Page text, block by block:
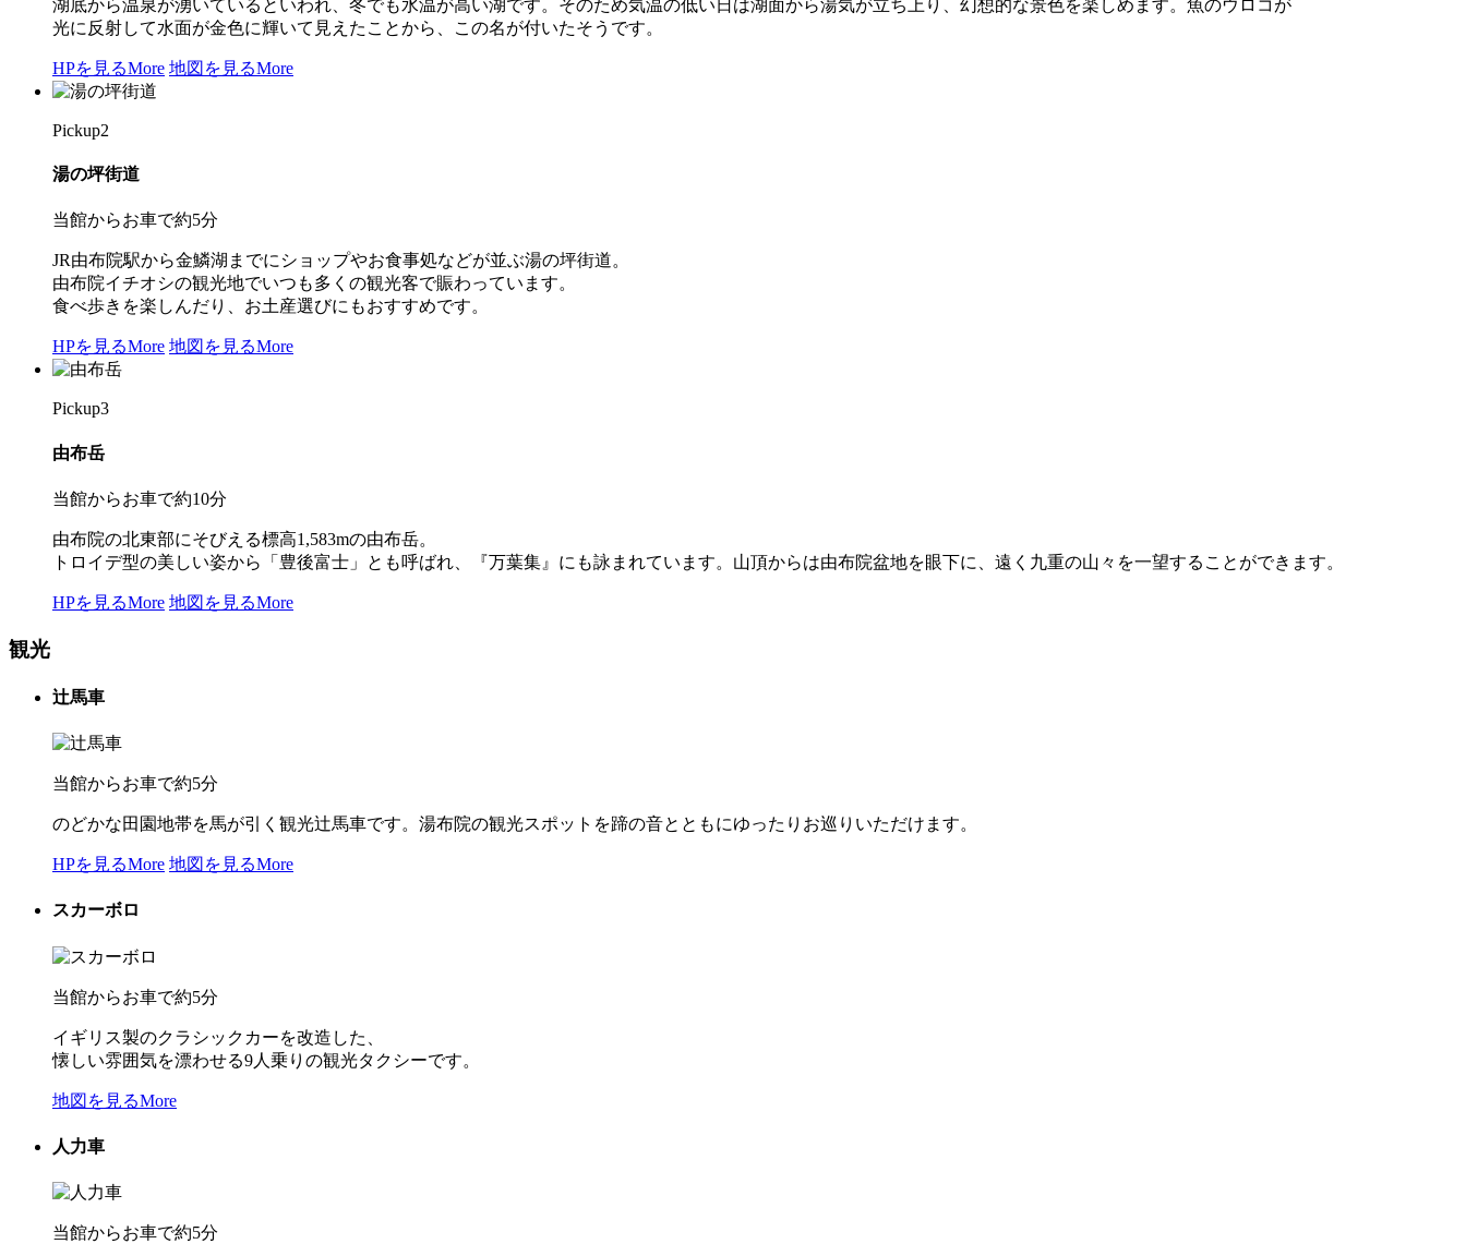
湖底から温泉が湧いているといわれ、冬でも水温が高い湖です。そのため気温の低い日は湖面から湯気が立ち上り、幻想的な景色を楽しめます。魚のウロコが
光に反射して水面が金色に輝いて見えたことから、この名が付いたそうです。
HPを見るMore 地図を見るMore
Pickup2
湯の坪街道
当館からお車で約5分
JR由布院駅から金鱗湖までにショップやお食事処などが並ぶ湯の坪街道。
由布院イチオシの観光地でいつも多くの観光客で賑わっています。
食べ歩きを楽しんだり、お土産選びにもおすすめです。
HPを見るMore 地図を見るMore
Pickup3
由布岳
当館からお車で約10分
由布院の北東部にそびえる標高1,583mの由布岳。
トロイデ型の美しい姿から「豊後富士」とも呼ばれ、『万葉集』にも詠まれています。山頂からは由布院盆地を眼下に、遠く九重の山々を一望することができます。
HPを見るMore 地図を見るMore
観光
辻馬車
当館からお車で約5分
のどかな田園地帯を馬が引く観光辻馬車です。湯布院の観光スポットを蹄の音とともにゆったりお巡りいただけます。
HPを見るMore 地図を見るMore
スカーボロ
当館からお車で約5分
イギリス製のクラシックカーを改造した、
懐しい雰囲気を漂わせる9人乗りの観光タクシーです。
地図を見るMore
人力車
当館からお車で約5分